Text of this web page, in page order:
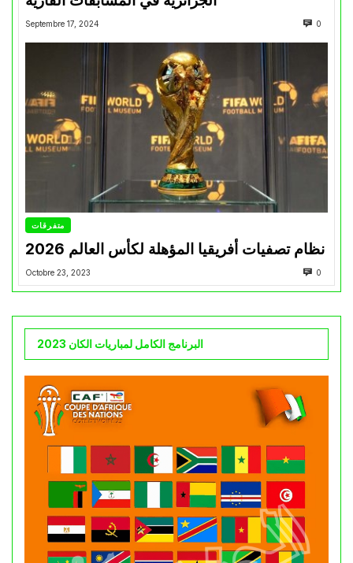
Septembre 17, 2024 0
متفرقات
نظام تصفيات أفريقيا المؤهلة لكأس العالم 2026
Octobre 23, 2023 0
البرنامج الكامل لمباريات الكان 2023